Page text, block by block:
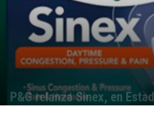
P&G relanza Sinex, en